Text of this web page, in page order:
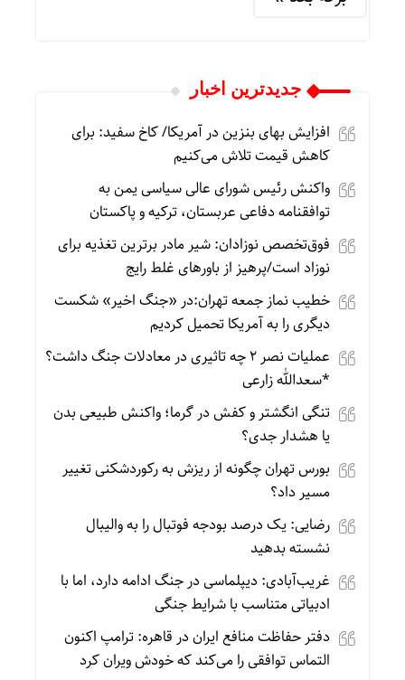
جديدترين اخبار
افزایش بهای بنزین در آمریکا/ کاخ سفید: برای
کاهش قیمت تلاش می‌کنیم
واکنش رئیس شورای عالی سیاسی یمن به
توافقنامه دفاعی عربستان، ترکیه و پاکستان
فوق‌تخصص نوزادان: شیر مادر برترین تغذیه برای
نوزاد است/پرهیز از باورهای غلط رایج
خطیب نماز جمعه تهران:در «جنگ اخیر» شکست
دیگری را به آمریکا تحمیل کردیم
عملیات نصر ۲ چه تاثیری در معادلات جنگ داشت؟
*سعدالله زارعی
تنگی انگشتر و کفش در گرما؛ واکنش طبیعی بدن
یا هشدار جدی؟
بورس تهران چگونه از ریزش به رکوردشکنی تغییر
مسیر داد؟
رضایی: یک درصد بودجه فوتبال را به والیبال
نشسته بدهید
غریب‌آبادی: دیپلماسی در جنگ ادامه دارد، اما با
ادبیاتی متناسب با شرایط جنگی
دفتر حفاظت منافع ایران در قاهره: ترامپ اکنون
التماس توافقی را می‌کند که خودش ویران کرد